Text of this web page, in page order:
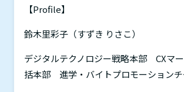
【Profile】
鈴木里彩子（すずき りさこ）
デジタルテクノロジー戦略本部 CXマ
括本部 進学・バイトプロモーション